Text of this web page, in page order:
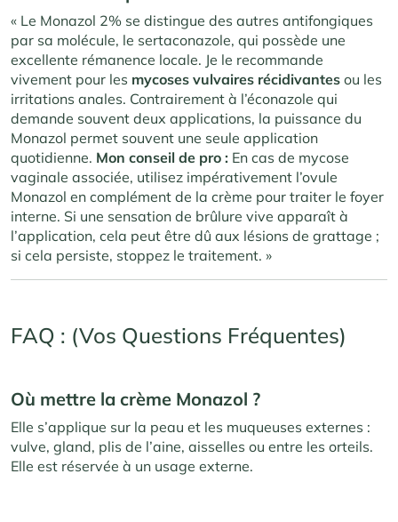
« Le Monazol 2% se distingue des autres antifongiques
par sa molécule, le sertaconazole, qui possède une
excellente rémanence locale. Je le recommande
vivement pour les mycoses vulvaires récidivantes ou les
irritations anales. Contrairement à l’éconazole qui
demande souvent deux applications, la puissance du
Monazol permet souvent une seule application
quotidienne. Mon conseil de pro : En cas de mycose
vaginale associée, utilisez impérativement l’ovule
Monazol en complément de la crème pour traiter le foyer
interne. Si une sensation de brûlure vive apparaît à
l’application, cela peut être dû aux lésions de grattage ;
si cela persiste, stoppez le traitement. »
FAQ : (Vos Questions Fréquentes)
Où mettre la crème Monazol ?
Elle s’applique sur la peau et les muqueuses externes :
vulve, gland, plis de l’aine, aisselles ou entre les orteils.
Elle est réservée à un usage externe.